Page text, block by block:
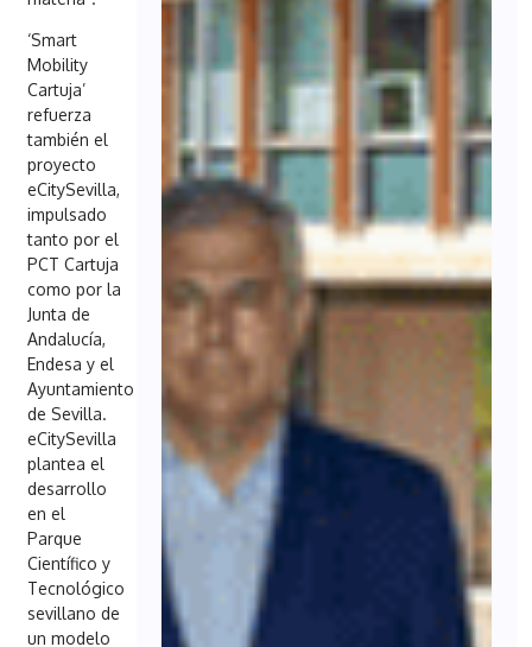
‘Smart
Mobility
Cartuja’
refuerza
también el
proyecto
eCitySevilla,
impulsado
tanto por el
PCT Cartuja
como por la
Junta de
Andalucía,
Endesa y el
Ayuntamiento
de Sevilla.
eCitySevilla
plantea el
desarrollo
en el
Parque
Científico y
Tecnológico
sevillano de
un modelo